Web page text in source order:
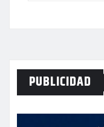
PUBLICIDAD